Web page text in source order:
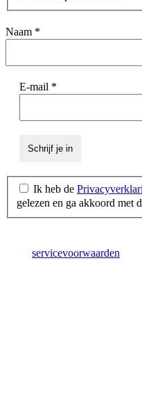
Naam *
E-mail *
Ik heb de
gelezen en ga akkoord met
servicevoorwaarden